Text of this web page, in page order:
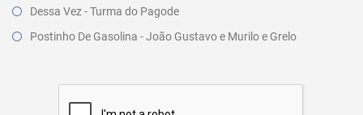
Dessa Vez - Turma do Pagode
Postinho De Gasolina - João Gustavo e Murilo e Grelo